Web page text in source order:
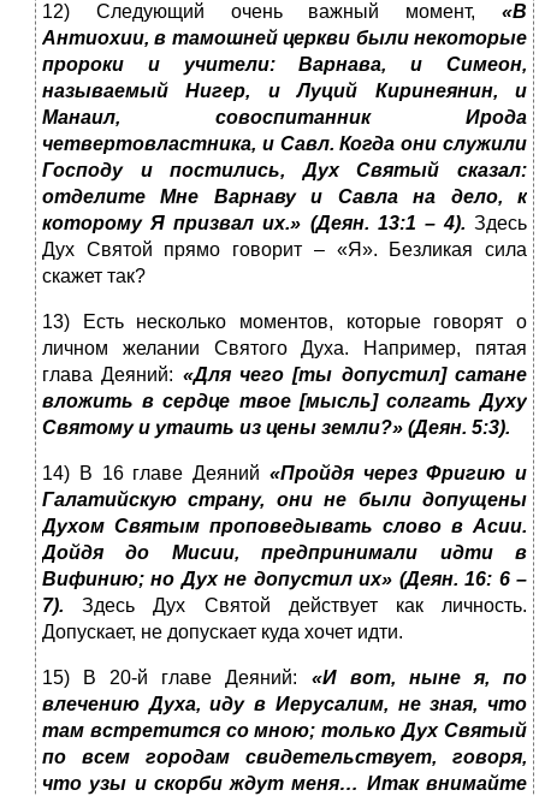
12) Следующий очень важный момент, «В
Антиохии, в тамошней церкви были некоторые
пророки и учители: Варнава, и Симеон,
называемый Нигер, и Луций Киринеянин, и
Манаил, совоспитанник Ирода
четвертовластника, и Савл. Когда они служили
Господу и постились, Дух Святый сказал:
отделите Мне Варнаву и Савла на дело, к
которому Я призвал их.» (Деян. 13:1 – 4). Здесь
Дух Святой прямо говорит – «Я». Безликая сила
скажет так?
13) Есть несколько моментов, которые говорят о
личном желании Святого Духа. Например, пятая
глава Деяний: «Для чего [ты допустил] сатане
вложить в сердце твое [мысль] солгать Духу
Святому и утаить из цены земли?» (Деян. 5:3).
14) В 16 главе Деяний «Пройдя через Фригию и
Галатийскую страну, они не были допущены
Духом Святым проповедывать слово в Асии.
Дойдя до Мисии, предпринимали идти в
Вифинию; но Дух не допустил их» (Деян. 16: 6 –
7). Здесь Дух Святой действует как личность.
Допускает, не допускает куда хочет идти.
15) В 20-й главе Деяний: «И вот, ныне я, по
влечению Духа, иду в Иерусалим, не зная, что
там встретится со мною; только Дух Святый
по всем городам свидетельствует, говоря,
что узы и скорби ждут меня… Итак внимайте